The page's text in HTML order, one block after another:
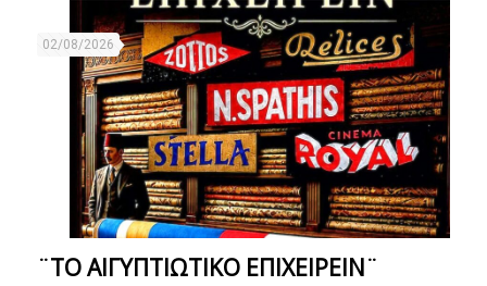
02/08/2026
¨ΤΟ ΑΙΓΥΠΤΙΩΤΙΚΟ ΕΠΙΧΕΙΡΕΙΝ¨